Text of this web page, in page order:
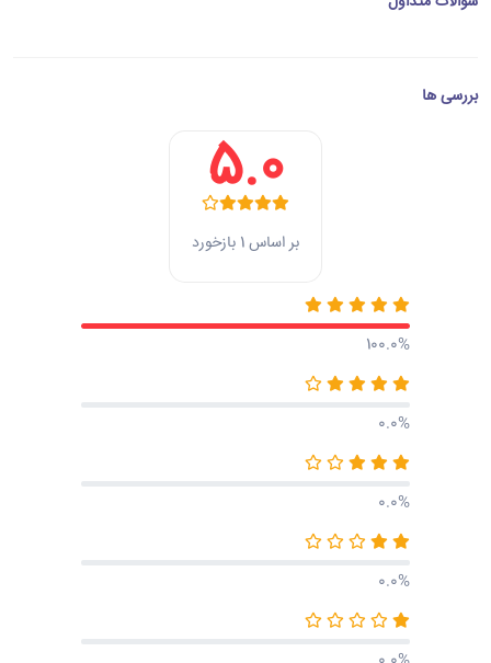
بررسی ها
5.0
بر اساس 1 بازخورد
100.0%
0.0%
0.0%
0.0%